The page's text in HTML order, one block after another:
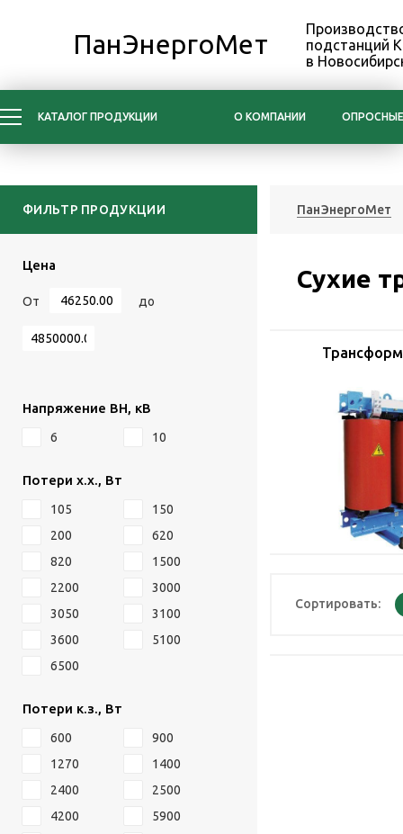
ПанЭнергоМет
подстанций
в
КАТАЛОГ ПРОДУКЦИИ О КОМПАНИИ
ФИЛЬТР ПРОДУКЦИИ
Цена
От до
Напряжение ВН, кВ
6 10
Потери х.х., Вт
105
150
200
620
820
1500
2200
3000
3050
3100
3600
5100
6500
Потери к.з., Вт
600
900
1270
1400
2400
2500
4200
5900
ПанЭнергоМет
Сухие
Сортировать: